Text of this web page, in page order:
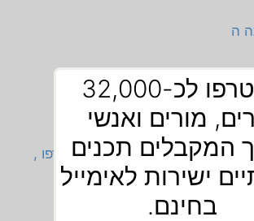
ה
בנושא חשבון
דפי עבודה כפל
אלפי מורים כבר הצטרפו ,
ויעיל יותר
הצטרפו לכ-32,000
מורים ואנשי
המקבלים תכנים
ישירות לאימייל
בחינם.